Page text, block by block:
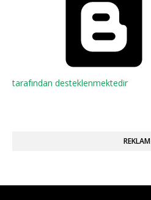
tarafından desteklenmektedir
REKLAM